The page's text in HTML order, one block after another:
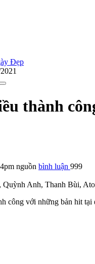
Đẹp
thành
nguồn bình luận 999
Anh, Thanh Bùi,